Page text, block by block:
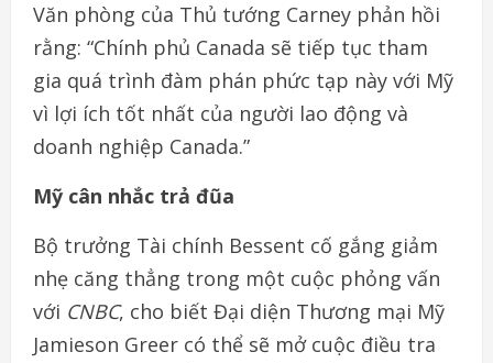
Văn phòng của Thủ tướng Carney phản hồi
rằng: “Chính phủ Canada sẽ tiếp tục tham
gia quá trình đàm phán phức tạp này với Mỹ
vì lợi ích tốt nhất của người lao động và
doanh nghiệp Canada.”
Mỹ cân nhắc trả đũa
Bộ trưởng Tài chính Bessent cố gắng giảm
nhẹ căng thẳng trong một cuộc phỏng vấn
với CNBC, cho biết Đại diện Thương mại Mỹ
Jamieson Greer có thể sẽ mở cuộc điều tra